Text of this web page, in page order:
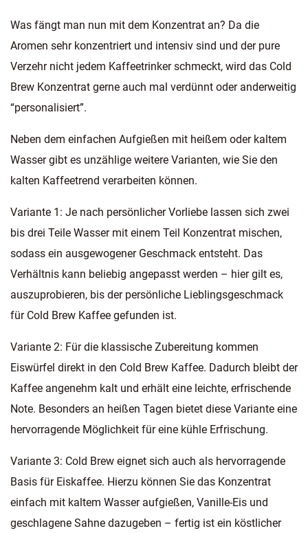
Was fängt man nun mit dem Konzentrat an? Da die
Aromen sehr konzentriert und intensiv sind und der pure
Verzehr nicht jedem Kaffeetrinker schmeckt, wird das Cold
Brew Konzentrat gerne auch mal verdünnt oder anderweitig
“personalisiert”.
Neben dem einfachen Aufgießen mit heißem oder kaltem
Wasser gibt es unzählige weitere Varianten, wie Sie den
kalten Kaffeetrend verarbeiten können.
Variante 1: Je nach persönlicher Vorliebe lassen sich zwei
bis drei Teile Wasser mit einem Teil Konzentrat mischen,
sodass ein ausgewogener Geschmack entsteht. Das
Verhältnis kann beliebig angepasst werden – hier gilt es,
auszuprobieren, bis der persönliche Lieblingsgeschmack
für Cold Brew Kaffee gefunden ist.
Variante 2: Für die klassische Zubereitung kommen
Eiswürfel direkt in den Cold Brew Kaffee. Dadurch bleibt der
Kaffee angenehm kalt und erhält eine leichte, erfrischende
Note. Besonders an heißen Tagen bietet diese Variante eine
hervorragende Möglichkeit für eine kühle Erfrischung.
Variante 3: Cold Brew eignet sich auch als hervorragende
Basis für Eiskaffee. Hierzu können Sie das Konzentrat
einfach mit kaltem Wasser aufgießen, Vanille-Eis und
geschlagene Sahne dazugeben – fertig ist ein köstlicher